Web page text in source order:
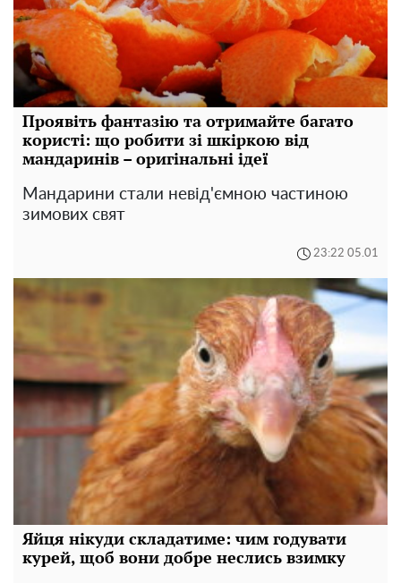
Проявіть фантазію та отримайте багато
користі: що робити зі шкіркою від
мандаринів – оригінальні ідеї
Мандарини стали невід'ємною частиною
зимових свят
23:22 05.01
Яйця нікуди складатиме: чим годувати
курей, щоб вони добре неслись взимку